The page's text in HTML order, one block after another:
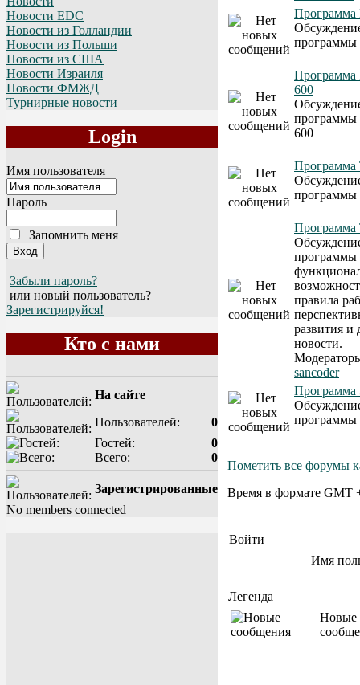
Новости EDC
Новости из Голландии
Новости из Польши
Новости из США
Новости Израиля
Новости ФМЖД
Турнирные новости
Login
Имя пользователя
Пароль
Запомнить меня
Забыли пароль?
или новый пользователь?
Зарегистрируйся!
Кто с нами
На сайте
Пользователей:
0
Гостей:
0
Всего:
0
Зарегистрированные
No members connected
Программа
программы
Программа
600
программы
600
Программа
программы
Программа
программы
правила
развития и
новости.
sancoder
Программа
программы
Пометить все форумы
Время в формате GMT
Войти
Имя
Легенда
Новые